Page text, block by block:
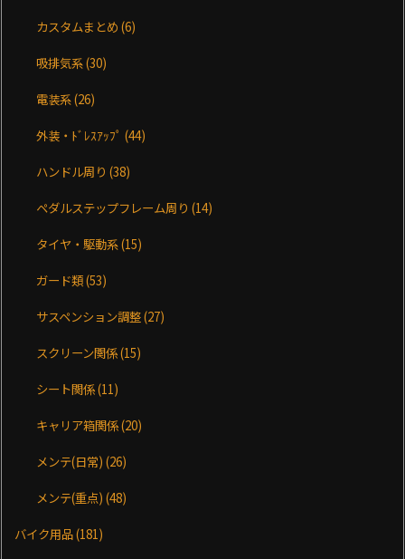
カスタムまとめ(6)
吸排気系(30)
電装系(26)
外装・ﾄﾞﾚｽｱｯﾌﾟ(44)
ハンドル周り(38)
ペダルステップフレーム周り(14)
タイヤ・駆動系(15)
ガード類(53)
サスペンション調整(27)
スクリーン関係(15)
シート関係(11)
キャリア箱関係(20)
メンテ(日常)(26)
メンテ(重点)(48)
バイク用品(181)